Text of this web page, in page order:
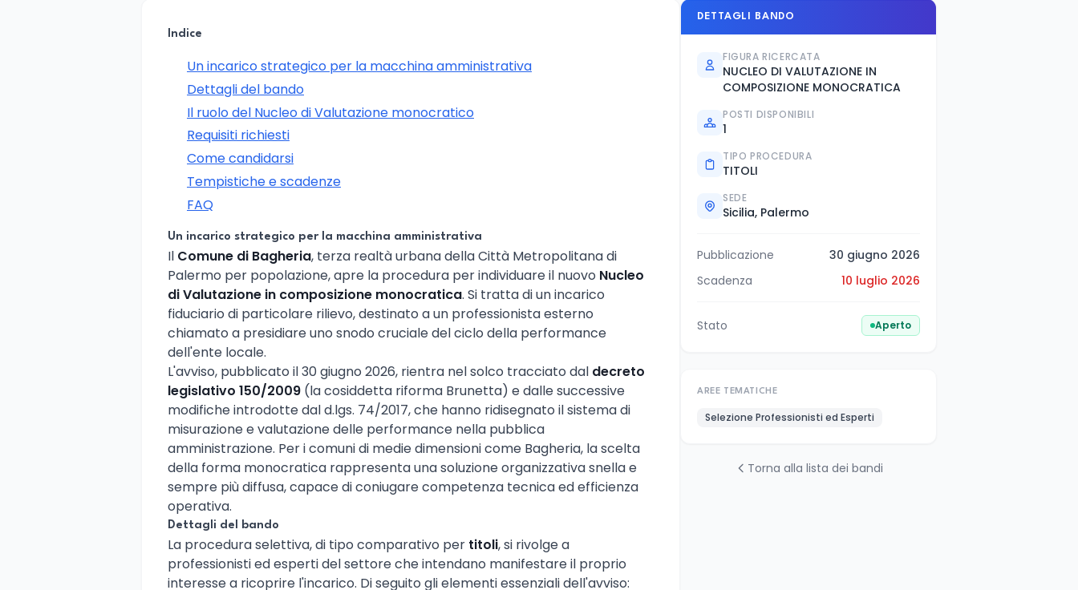
Indice
Un incarico strategico per la macchina amministrativa
Dettagli del bando
Il ruolo del Nucleo di Valutazione monocratico
Requisiti richiesti
Come candidarsi
Tempistiche e scadenze
FAQ
Un incarico strategico per la macchina amministrativa
Il Comune di Bagheria, terza realtà urbana della Città Metropolitana di
Palermo per popolazione, apre la procedura per individuare il nuovo Nucleo
di Valutazione in composizione monocratica. Si tratta di un incarico
fiduciario di particolare rilievo, destinato a un professionista esterno
chiamato a presidiare uno snodo cruciale del ciclo della performance
dell'ente locale.
L'avviso, pubblicato il 30 giugno 2026, rientra nel solco tracciato dal decreto
legislativo 150/2009 (la cosiddetta riforma Brunetta) e dalle successive
modifiche introdotte dal d.lgs. 74/2017, che hanno ridisegnato il sistema di
misurazione e valutazione delle performance nella pubblica
amministrazione. Per i comuni di medie dimensioni come Bagheria, la scelta
della forma monocratica rappresenta una soluzione organizzativa snella e
sempre più diffusa, capace di coniugare competenza tecnica ed efficienza
operativa.
Dettagli del bando
La procedura selettiva, di tipo comparativo per titoli, si rivolge a
professionisti ed esperti del settore che intendano manifestare il proprio
interesse a ricoprire l'incarico. Di seguito gli elementi essenziali dell'avviso:
DETTAGLI BANDO
FIGURA RICERCATA
NUCLEO DI VALUTAZIONE IN
COMPOSIZIONE MONOCRATICA
POSTI DISPONIBILI
1
TIPO PROCEDURA
TITOLI
SEDE
Sicilia, Palermo
Pubblicazione
30 giugno 2026
Scadenza
10 luglio 2026
Stato Aperto
AREE TEMATICHE
Selezione Professionisti ed Esperti
Torna alla lista dei bandi